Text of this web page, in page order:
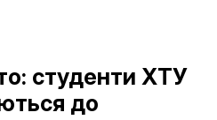
студенти ХТУ
до